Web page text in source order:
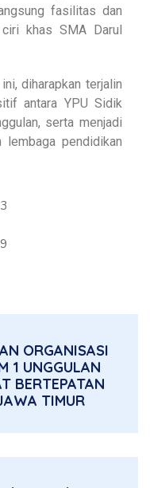
fasilitas dan
khas SMA Darul
diharapkan terjalin
antara YPU Sidik
serta menjadi
lembaga pendidikan
ORGANISASI
1 UNGGULAN
BERTEPATAN
TIMUR